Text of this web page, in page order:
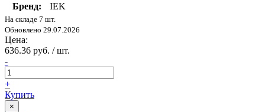
Бренд:
IEK
На складе 7 шт.
Обновлено 29.07.2026
Цена:
636.36 руб. / шт.
-
+
Купить
×